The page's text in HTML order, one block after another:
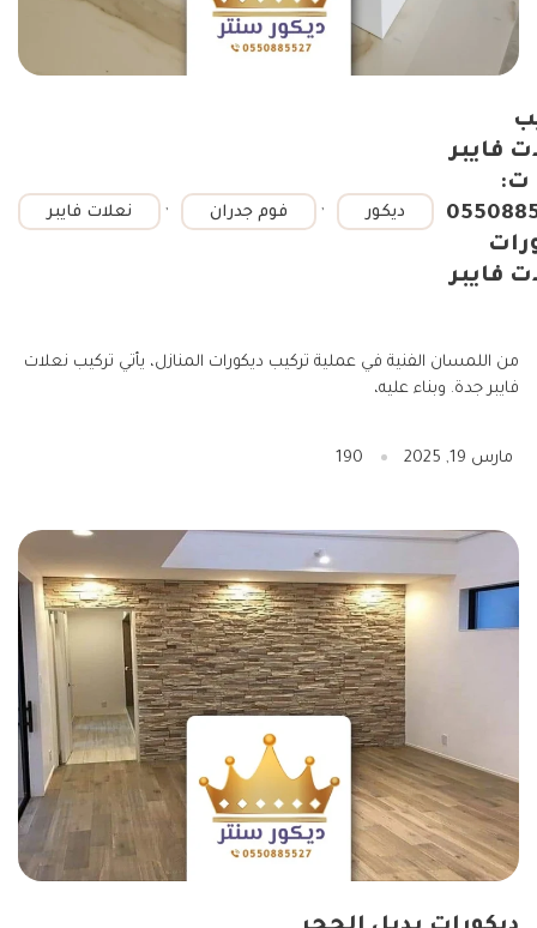
ديكور , فوم جدران , نعلات فايبر
فايبر
ت:
فايبر
من اللمسان الفنية في عملية تركيب ديكورات المنازل، يأتي تركيب نعلات
فايبر جدة. وبناء عليه،
مارس 19, 2025 190